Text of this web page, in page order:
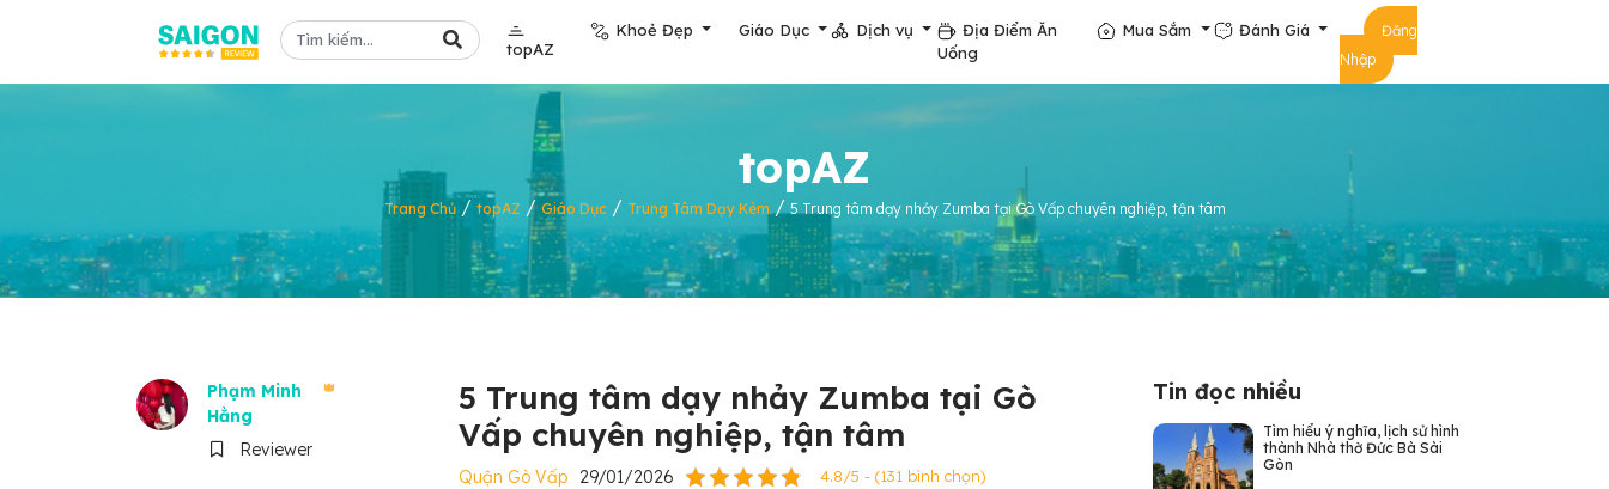
topAZ
Khoẻ Đẹp Giáo Dục Dịch vụ
Địa Điểm Ăn
Uống
Mua Sắm Đánh Giá
Đăng
Nhập
topAZ
Trang Chủ/ topAZ /Giáo Dục/ Trung Tâm Dạy Kèm/5 Trung tâm dạy nhảy Zumba tại Gò Vấp chuyên nghiệp, tận tâm
Phạm Minh
Hằng
Reviewer
5 Trung tâm dạy nhảy Zumba tại Gò
Vấp chuyên nghiệp, tận tâm
Quận Gò Vấp 29/01/2026 4.8/5 - (131 bình chọn)
Tin đọc nhiều
Tìm hiểu ý nghĩa, lịch sử hình
thành Nhà thờ Đức Bà Sài
Gòn